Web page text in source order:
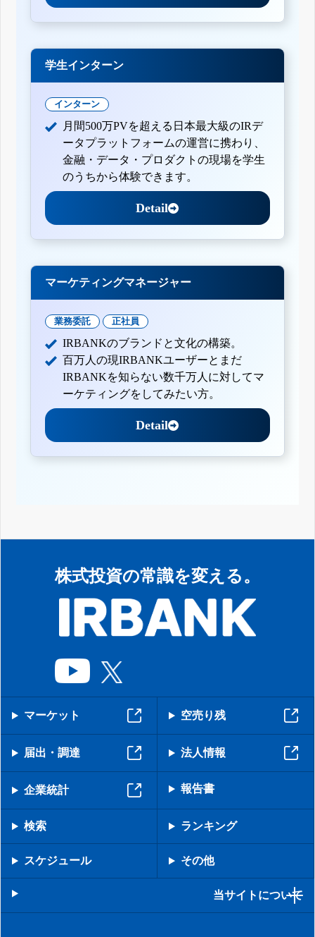
学生インターン
インターン
月間500万PVを超える日本最大級のIRデ
ータプラットフォームの運営に携わり、
金融・データ・プロダクトの現場を学生
のうちから体験できます。
Detail
マーケティングマネージャー
業務委託 正社員
IRBANKのブランドと文化の構築。
百万人の現IRBANKユーザーとまだ
IRBANKを知らない数千万人に対してマ
ーケティングをしてみたい方。
Detail
株式投資の常識を変える。
マーケット 空売り残
届出・調達 法人情報
企業統計 報告書
検索 ランキング
スケジュール その他
当サイトについて